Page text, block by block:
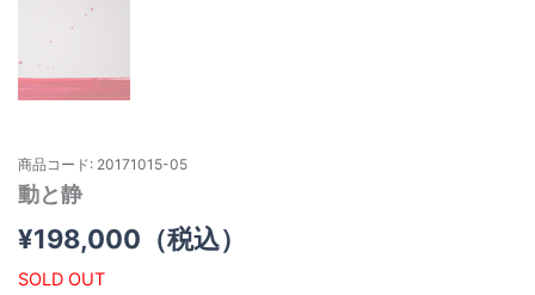
商品コード: 20171015-05
動と静
¥198,000 （税込）
SOLD OUT